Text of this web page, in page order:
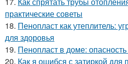
практические советы
18. Пенопласт как утеплитель:
для здоровья
19. Пенопласт в доме:
20. Как я ошибся с затиркой для